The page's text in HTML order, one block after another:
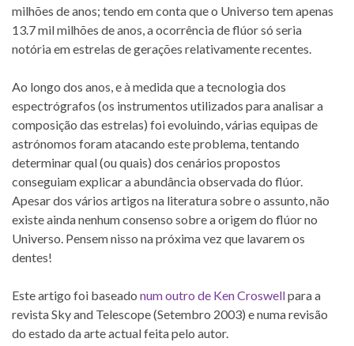
milhões de anos; tendo em conta que o Universo tem apenas
13.7 mil milhões de anos, a ocorrência de flúor só seria
notória em estrelas de gerações relativamente recentes.
Ao longo dos anos, e à medida que a tecnologia dos
espectrógrafos (os instrumentos utilizados para analisar a
composição das estrelas) foi evoluindo, várias equipas de
astrónomos foram atacando este problema, tentando
determinar qual (ou quais) dos cenários propostos
conseguiam explicar a abundância observada do flúor.
Apesar dos vários artigos na literatura sobre o assunto, não
existe ainda nenhum consenso sobre a origem do flúor no
Universo. Pensem nisso na próxima vez que lavarem os
dentes!
Este artigo foi baseado num outro de Ken Croswellpara a
revista Sky and Telescope (Setembro 2003) e numa revisão
do estado da arte actual feita pelo autor.